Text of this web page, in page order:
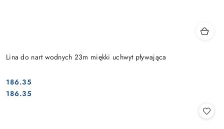
Lina do nart wodnych 23m miękki uchwyt pływająca
Cena:
186.35
Cena:
186.35